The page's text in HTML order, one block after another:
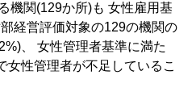
機関(129か所)も 女性雇用基
経営評価対象の129の機関の
、 女性管理者基準に満た
女性管理者が不足しているこ